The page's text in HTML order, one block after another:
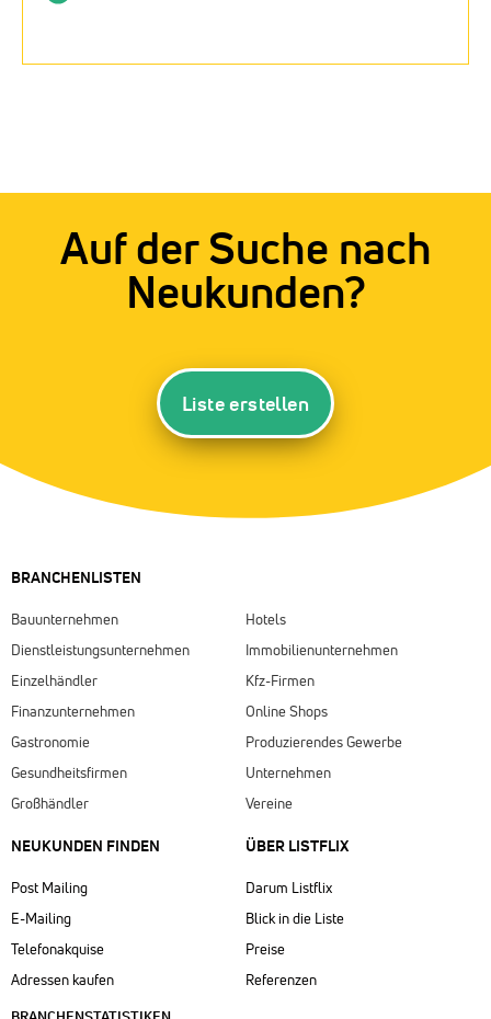
Auf der Suche nach
Neukunden?
Liste erstellen
BRANCHENLISTEN
Bauunternehmen
Dienstleistungsunternehmen
Einzelhändler
Finanzunternehmen
Gastronomie
Gesundheitsfirmen
Großhändler
Hotels
Immobilienunternehmen
Kfz-Firmen
Online Shops
Produzierendes Gewerbe
Unternehmen
Vereine
NEUKUNDEN FINDEN
Post Mailing
E-Mailing
Telefonakquise
Adressen kaufen
ÜBER LISTFLIX​
Darum Listflix
Blick in die Liste
Preise
Referenzen